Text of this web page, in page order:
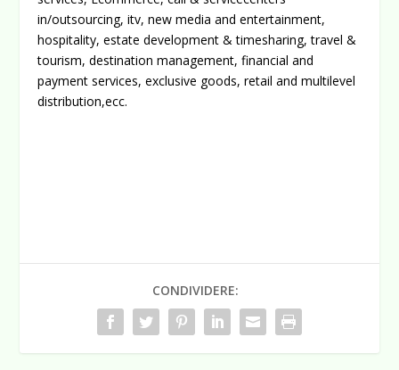
in/outsourcing, itv, new media and entertainment,
hospitality, estate development & timesharing, travel &
tourism, destination management, financial and
payment services, exclusive goods, retail and multilevel
distribution,ecc.
CONDIVIDERE: